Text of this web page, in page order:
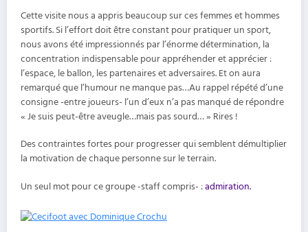
Cette visite nous a appris beaucoup sur ces femmes et hommes
sportifs. Si l’effort doit être constant pour pratiquer un sport,
nous avons été impressionnés par l’énorme détermination, la
concentration indispensable pour appréhender et apprécier :
l’espace, le ballon, les partenaires et adversaires. Et on aura
remarqué que l’humour ne manque pas…Au rappel répété d’une
consigne -entre joueurs- l’un d’eux n’a pas manqué de répondre
« Je suis peut-être aveugle…mais pas sourd… » Rires !
Des contraintes fortes pour progresser qui semblent démultiplier
la motivation de chaque personne sur le terrain.
Un seul mot pour ce groupe -staff compris- :admiration.